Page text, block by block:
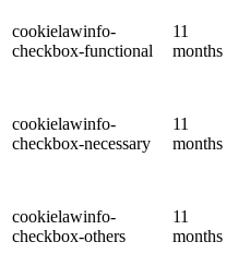
cookielawinfo-
checkbox-functional
11
months
cookielawinfo-
checkbox-necessary
11
months
cookielawinfo-
checkbox-others
11
months